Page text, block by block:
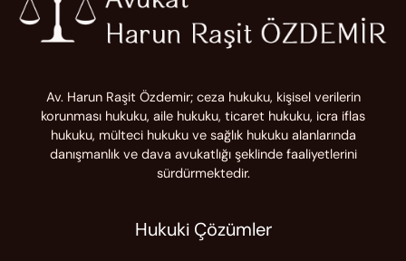
Av. Harun Raşit Özdemir; ceza hukuku, kişisel verilerin
korunması hukuku, aile hukuku, ticaret hukuku, icra iflas
hukuku, mülteci hukuku ve sağlık hukuku alanlarında
danışmanlık ve dava avukatlığı şeklinde faaliyetlerini
sürdürmektedir.
Hukuki Çözümler